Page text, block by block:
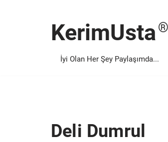
KerimUsta
İyi Olan Her Şey Paylaşımda...
Deli Dumrul